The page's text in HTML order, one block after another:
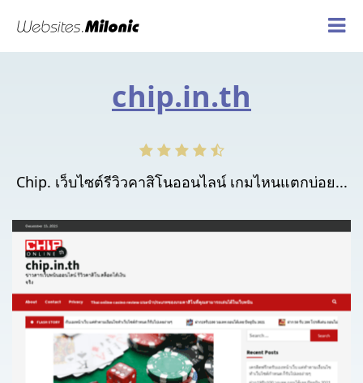
chip.in.th
Chip. เว็บไซต์รีวิวคาสิโนออนไลน์ เกมไหนแตกบ่อย...